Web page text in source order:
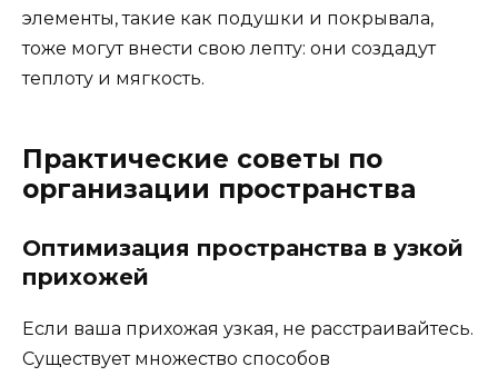
элементы, такие как подушки и покрывала,
тоже могут внести свою лепту: они создадут
теплоту и мягкость.
Практические советы по
организации пространства
Оптимизация пространства в узкой
прихожей
Если ваша прихожая узкая, не расстраивайтесь.
Существует множество способов